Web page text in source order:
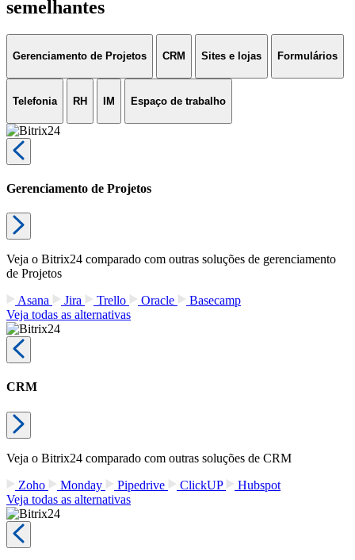
semelhantes
Gerenciamento de Projetos CRM Sites e lojas Formulários
Telefonia RH IM Espaço de trabalho
Gerenciamento de Projetos
Veja o Bitrix24 comparado com outras soluções de gerenciamento
de Projetos
Asana
Jira Trello Oracle
Basecamp
Veja todas as alternativas
CRM
Veja o Bitrix24 comparado com outras soluções de CRM
Zoho
Monday Pipedrive ClickUP
Hubspot
Veja todas as alternativas